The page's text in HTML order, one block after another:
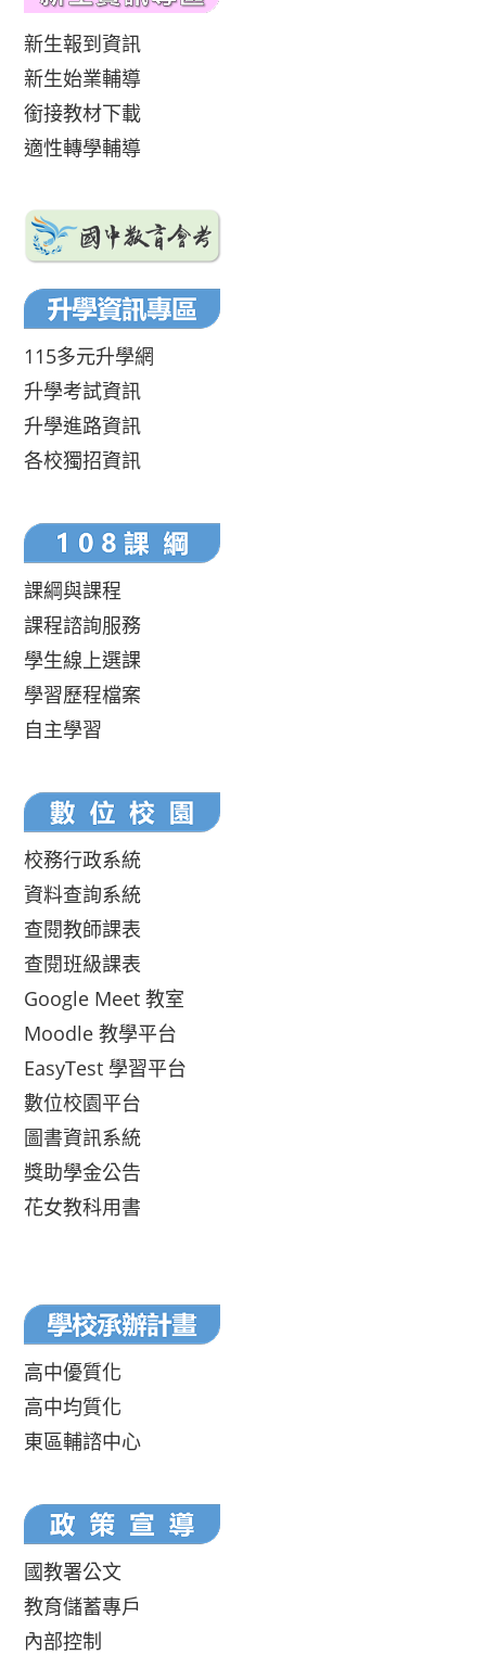
新生報到資訊
新生始業輔導
銜接教材下載
適性轉學輔導
115多元升學網
升學考試資訊
升學進路資訊
各校獨招資訊
課綱與課程
課程諮詢服務
學生線上選課
學習歷程檔案
自主學習
校務行政系統
資料查詢系統
查閱教師課表
查閱班級課表
Google Meet 教室
Moodle 教學平台
EasyTest 學習平台
數位校園平台
圖書資訊系統
獎助學金公告
花女教科用書
高中優質化
高中均質化
東區輔諮中心
國教署公文
教育儲蓄專戶
內部控制